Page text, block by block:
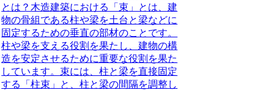
とは？木造建築における「束」とは、建
物の骨組である柱や梁を土台と梁などに
固定するための垂直の部材のことです。
柱や梁を支える役割を果たし、建物の構
造を安定させるために重要な役割を果た
しています。束には、柱と梁を直接固定
する「柱束」と、柱と梁の間隔を調整し